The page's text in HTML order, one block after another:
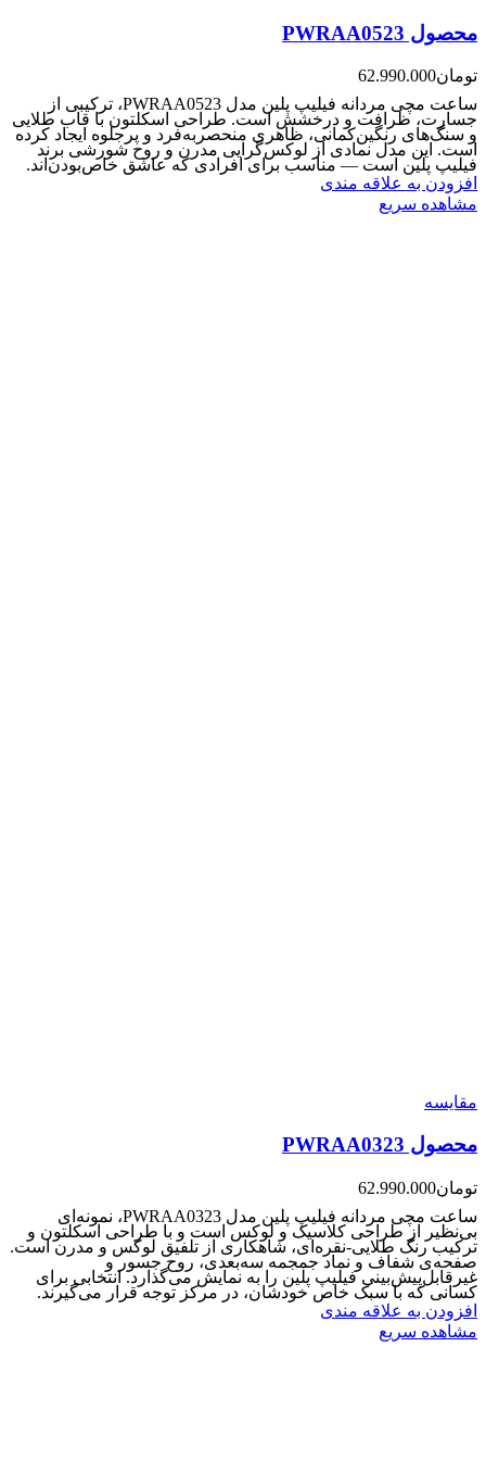
محصول PWRAA0523
تومان62.990.000
ساعت مچی مردانه فیلیپ پلین مدل PWRAA0523، ترکیبی از
جسارت، ظرافت و درخشش است. طراحی اسکلتون با قاب طلایی
و سنگ‌های رنگین‌کمانی، ظاهری منحصربه‌فرد و پرجلوه ایجاد کرده
است. این مدل نمادی از لوکس‌گرایی مدرن و روح شورشی برند
فیلیپ پلین است — مناسب برای افرادی که عاشق خاص‌بودن‌اند.
افزودن به علاقه مندی
مشاهده سریع
مقایسه
محصول PWRAA0323
تومان62.990.000
ساعت مچی مردانه فیلیپ پلین مدل PWRAA0323، نمونه‌ای
بی‌نظیر از طراحی کلاسیک و لوکس است و با طراحی اسکلتون و
ترکیب رنگ طلایی-نقره‌ای، شاهکاری از تلفیق لوکس و مدرن است.
صفحه‌ی شفاف و نماد جمجمه سه‌بعدی، روح جسور و
غیرقابل‌پیش‌بینی فیلیپ پلین را به نمایش می‌گذارد. انتخابی برای
کسانی که با سبک خاص خودشان، در مرکز توجه قرار می‌گیرند.
افزودن به علاقه مندی
مشاهده سریع